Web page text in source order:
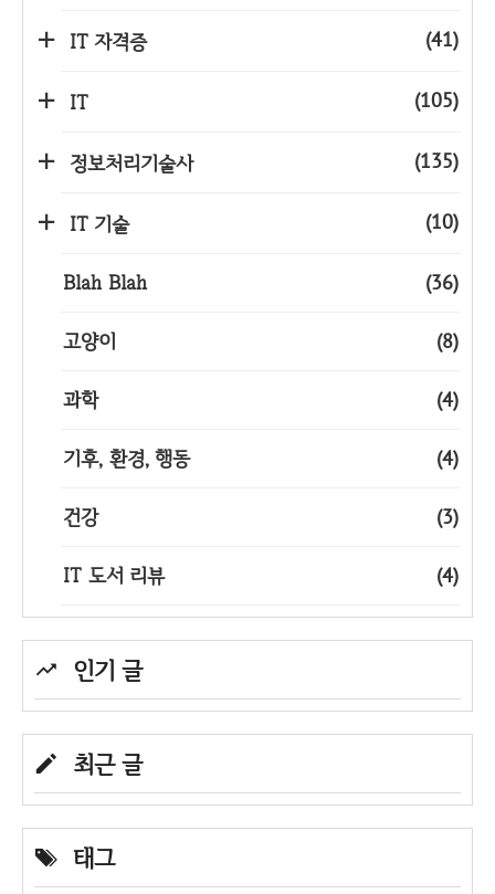
IT 자격증 (41)
IT (105)
정보처리기술사 (135)
IT 기술 (10)
Blah Blah (36)
고양이 (8)
과학 (4)
기후, 환경, 행동 (4)
건강 (3)
IT 도서 리뷰 (4)
인기 글
최근 글
태그